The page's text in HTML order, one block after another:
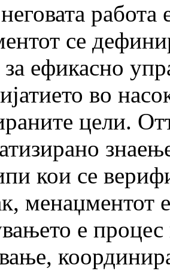
се
ефикасно
во
цели.
кои се
менаџментот
е